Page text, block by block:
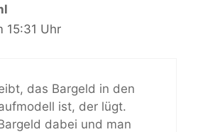
15:31 Uhr
das Bargeld in den
ist, der lügt.
dabei und man